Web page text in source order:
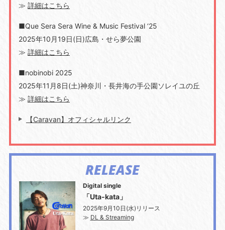
≫ 詳細はこちら
■Que Sera Sera Wine & Music Festival ‘25
2025年10月19日(日)広島・せら夢公園
≫ 詳細はこちら
■nobinobi 2025
2025年11月8日(土)神奈川・長井海の手公園ソレイユの丘
≫ 詳細はこちら
【Caravan】オフィシャルリンク
RELEASE
Digital single
「Uta-kata」
2025年9月10日(水)リリース
≫ DL & Streaming